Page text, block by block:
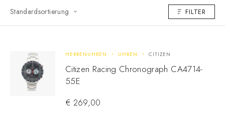
Standardsortierung
FILTER
HERRENUHREN UHREN CITIZEN
Citizen Racing Chronograph CA4714-
55E
€ 269,00